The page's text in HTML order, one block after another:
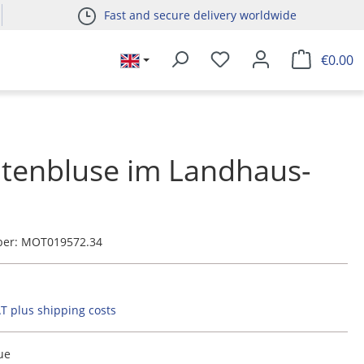
Fast and secure delivery worldwide
€0.00
im Landhaus-
MOT019572.34
plus shipping costs